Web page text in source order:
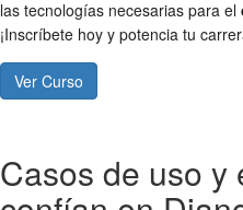
las tecnologías necesarias para el
¡Inscríbete hoy y potencia tu
Ver Curso
Casos de uso y